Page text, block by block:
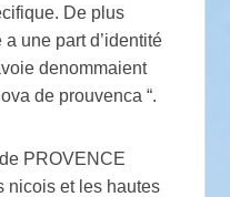
De plus
a une part d’identité
denommaient
de prouvenca “.
PROVENCE
nicois et les hautes